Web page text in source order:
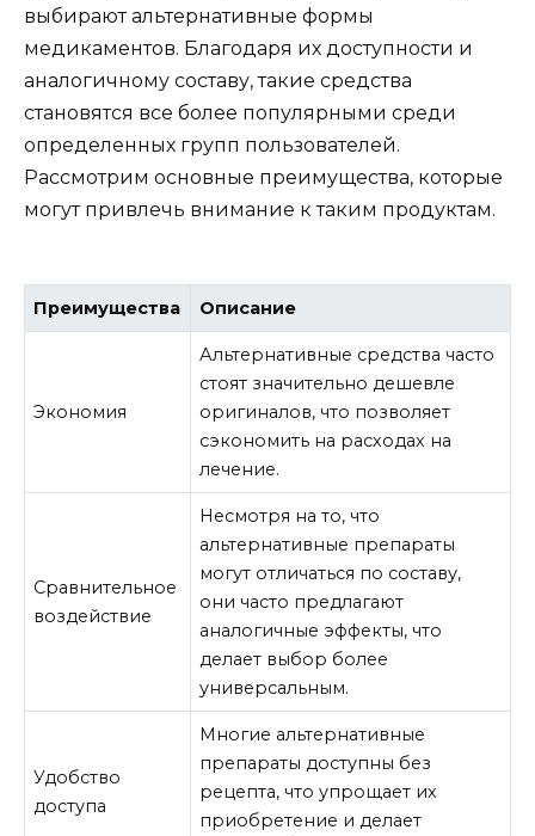
выбирают альтернативные формы
медикаментов. Благодаря их доступности и
аналогичному составу, такие средства
становятся все более популярными среди
определенных групп пользователей.
Рассмотрим основные преимущества, которые
могут привлечь внимание к таким продуктам.
Преимущества Описание
Экономия
Альтернативные средства часто
стоят значительно дешевле
оригиналов, что позволяет
сэкономить на расходах на
лечение.
Сравнительное
воздействие
Несмотря на то, что
альтернативные препараты
могут отличаться по составу,
они часто предлагают
аналогичные эффекты, что
делает выбор более
универсальным.
Удобство
доступа
Многие альтернативные
препараты доступны без
рецепта, что упрощает их
приобретение и делает